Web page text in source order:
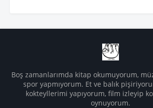
Boş zamanlarımda kitap okumuyorum,
spor yapmıyorum. Et ve balık
kokteyllerimi yapıyorum, film izleyip
oynuyorum.